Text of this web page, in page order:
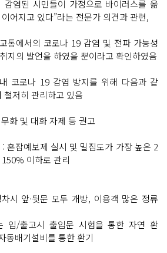
염된 시민들이 가정으로 바이러스를 옮
어지고 있다”라는 전문가 의견과 관련,
통에서의 코로나 19 감염 및 전파 가능성
지의 발언을 하였을 뿐이라고 확인하였음
코로나 19 감염 방지를 위해 다음과 같
철저히 관리하고 있음
화 및 대화 자제 등 권고
잡예보제 실시 및 밀집도가 가장 높은 2
이하로 관리
앞·뒷문 모두 개방, 이용객 많은 정류
/출고시 출입문 시험을 통한 자연 환
동배기설비를 통한 환기